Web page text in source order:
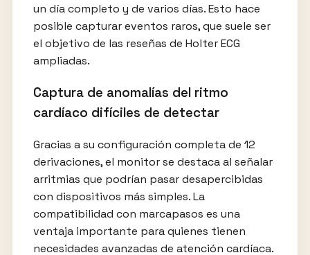
un día completo y de varios días. Esto hace
posible capturar eventos raros, que suele ser
el objetivo de las reseñas de Holter ECG
ampliadas.
Captura de anomalías del ritmo
cardíaco difíciles de detectar
Gracias a su configuración completa de 12
derivaciones, el monitor se destaca al señalar
arritmias que podrían pasar desapercibidas
con dispositivos más simples. La
compatibilidad con marcapasos es una
ventaja importante para quienes tienen
necesidades avanzadas de atención cardíaca.